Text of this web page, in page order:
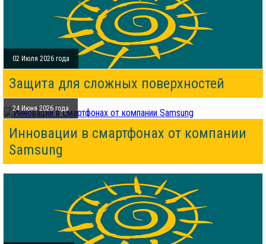
02 Июля 2026 года
Защита для сложных поверхностей
24 Июня 2026 года
Инновации в смартфонах от компании
Samsung